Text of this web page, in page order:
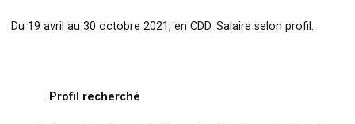
Du 19 avril au 30 octobre 2021, en CDD. Salaire selon profil.
Profil recherché